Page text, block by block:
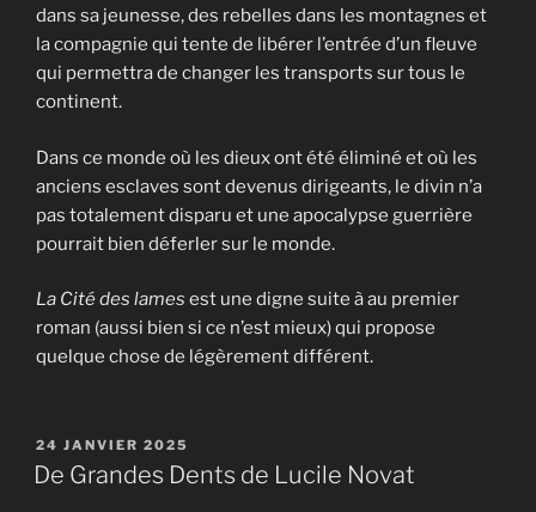
dans sa jeunesse, des rebelles dans les montagnes et
la compagnie qui tente de libérer l’entrée d’un fleuve
qui permettra de changer les transports sur tous le
continent.
Dans ce monde où les dieux ont été éliminé et où les
anciens esclaves sont devenus dirigeants, le divin n’a
pas totalement disparu et une apocalypse guerrière
pourrait bien déferler sur le monde.
La Cité des lames est une digne suite à au premier
roman (aussi bien si ce n’est mieux) qui propose
quelque chose de légèrement différent.
PUBLIÉ
LE
24 JANVIER 2025
De Grandes Dents de Lucile Novat